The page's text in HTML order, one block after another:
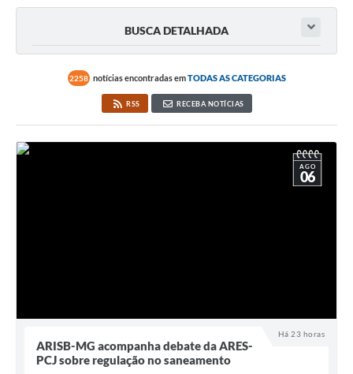
BUSCA DETALHADA
2258 notícias encontradas emTODAS AS CATEGORIAS
RSS RECEBA NOTÍCIAS
Há 23 horas
AGO
06
ARISB-MG acompanha debate da ARES-
PCJ sobre regulação no saneamento